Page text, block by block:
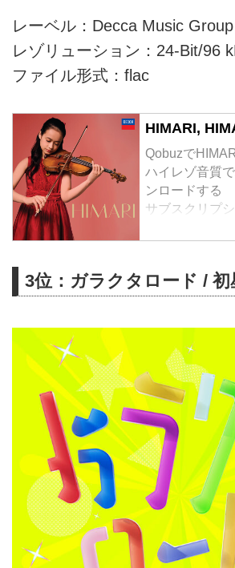
レーベル：Decca Music
レゾリューション：24-Bit/96
ファイル形式：flac
HIMARI,
Qobuzで
ハイレゾ音質
ンロードする
サブスクリプ
3位：ガラクタロード / 初